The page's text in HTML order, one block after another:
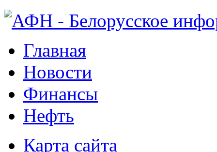
Главная
Новости
Финансы
Нефть
Карта сайта